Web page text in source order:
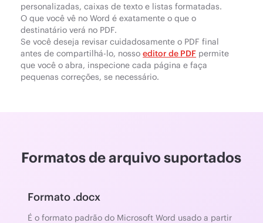
personalizadas, caixas de texto e listas formatadas.
O que você vê no Word é exatamente o que o
destinatário verá no PDF.
Se você deseja revisar cuidadosamente o PDF final
antes de compartilhá-lo, nossoeditor de PDF permite
que você o abra, inspecione cada página e faça
pequenas correções, se necessário.
Formatos de arquivo suportados
Formato .docx
É o formato padrão do Microsoft Word usado a partir